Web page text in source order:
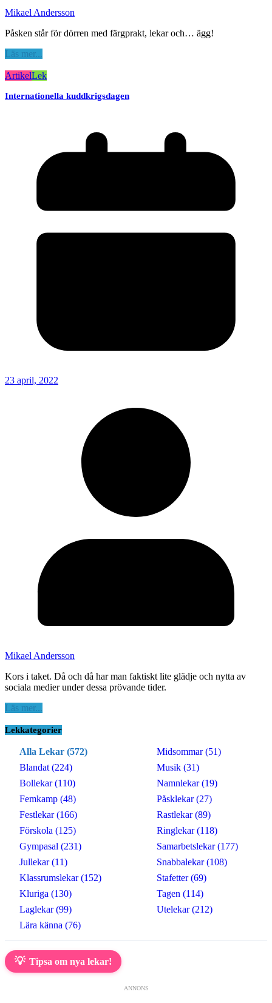
Mikael Andersson
Påsken står för dörren med färgprakt, lekar och… ägg!
Läs mer...
ArtikelLek
Internationella kuddkrigsdagen
23 april, 2022
Mikael Andersson
Kors i taket. Då och då har man faktiskt lite glädje och nytta av
sociala medier under dessa prövande tider.
Läs mer...
Lekkategorier
Alla Lekar (572)
Blandat (224)
Bollekar (110)
Femkamp (48)
Festlekar (166)
Förskola (125)
Gympasal (231)
Jullekar (11)
Klassrumslekar (152)
Kluriga (130)
Laglekar (99)
Lära känna (76)
Midsommar (51)
Musik (31)
Namnlekar (19)
Påsklekar (27)
Rastlekar (89)
Ringlekar (118)
Samarbetslekar (177)
Snabbalekar (108)
Stafetter (69)
Tagen (114)
Utelekar (212)
💡 Tipsa om nya lekar!
ANNONS